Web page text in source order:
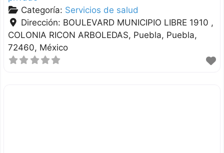
Categoría: Servicios de salud
Dirección: BOULEVARD MUNICIPIO LIBRE 1910 ,
COLONIA RICON ARBOLEDAS Puebla Puebla
72460 México